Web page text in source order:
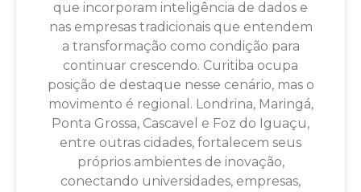
que incorporam inteligência de dados e
nas empresas tradicionais que entendem
a transformação como condição para
continuar crescendo. Curitiba ocupa
posição de destaque nesse cenário, mas o
movimento é regional. Londrina, Maringá,
Ponta Grossa, Cascavel e Foz do Iguaçu,
entre outras cidades, fortalecem seus
próprios ambientes de inovação,
conectando universidades, empresas,